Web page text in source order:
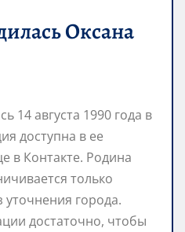
Оксана
14 августа 1990 года в
доступна в ее
в Контакте. Родина
только
уточнения города.
достаточно, чтобы